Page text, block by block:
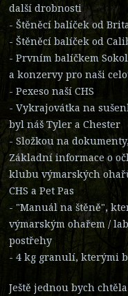
další drobnosti
- Štěněcí balíček od
- Štěněcí balíček od
- Prvním balíčkem
a konzervy pro naši
- Pexeso naší CHS
- Vykrajovátka na
byl náš Tyler a Chester
- Složkou na
Základní informace o
klubu výmarských
CHS a Pet Pas
- "Manuál na štěně",
výmarským ohařem /
postřehy
- 4 kg granulí, kterými
Ještě jednou bych